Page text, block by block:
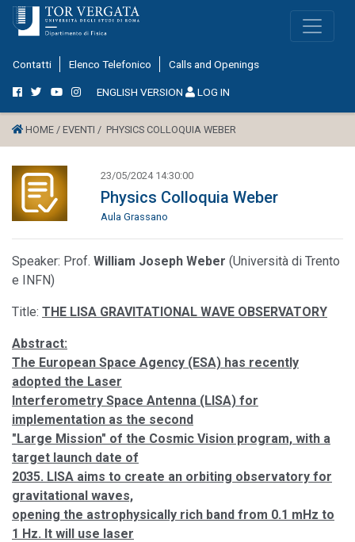
Contatti Elenco Telefonico Calls and Openings
ENGLISH VERSION LOG IN
HOME / EVENTI / PHYSICS COLLOQUIA WEBER
23/05/2024 14:30:00
Physics Colloquia Weber
Aula Grassano
Speaker: Prof. William Joseph Weber (Università di Trento
e INFN)
Title: THE LISA GRAVITATIONAL WAVE OBSERVATORY
Abstract:
The European Space Agency (ESA) has recently
adopted the Laser
Interferometry Space Antenna (LISA) for
implementation as the second
"Large Mission" of the Cosmic Vision program, with a
target launch date of
2035. LISA aims to create an orbiting observatory for
gravitational waves,
opening the astrophysically rich band from 0.1 mHz to
1 Hz. It will use laser